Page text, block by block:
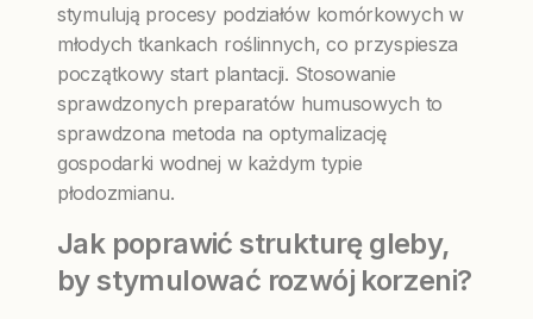
stymulują procesy podziałów komórkowych w
młodych tkankach roślinnych, co przyspiesza
początkowy start plantacji. Stosowanie
sprawdzonych preparatów humusowych to
sprawdzona metoda na optymalizację
gospodarki wodnej w każdym typie
płodozmianu.
Jak poprawić strukturę gleby,
by stymulować rozwój korzeni?